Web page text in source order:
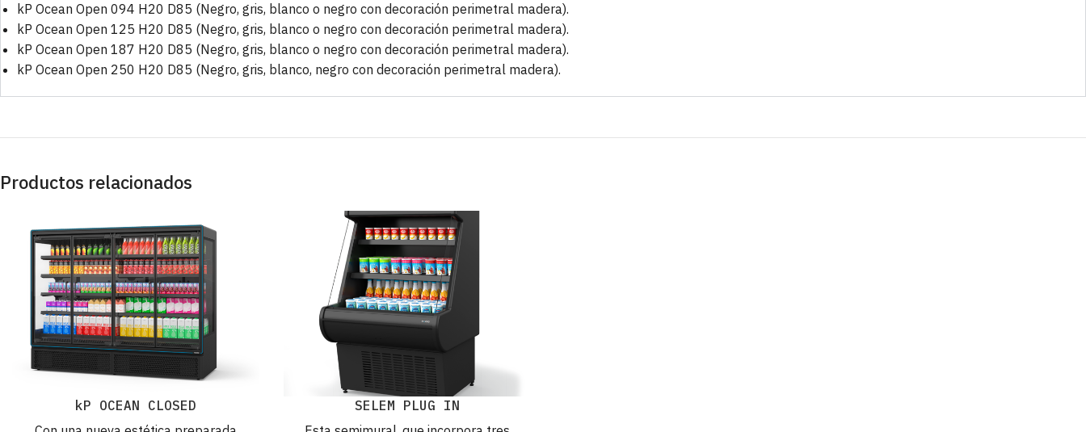
kP Ocean Open 094 H20 D85 (Negro, gris, blanco o negro con decoración perimetral madera).
kP Ocean Open 125 H20 D85 (Negro, gris, blanco o negro con decoración perimetral madera).
kP Ocean Open 187 H20 D85 (Negro, gris, blanco o negro con decoración perimetral madera).
kP Ocean Open 250 H20 D85 (Negro, gris, blanco, negro con decoración perimetral madera).
Productos relacionados
kP OCEAN CLOSED
SELEM PLUG IN